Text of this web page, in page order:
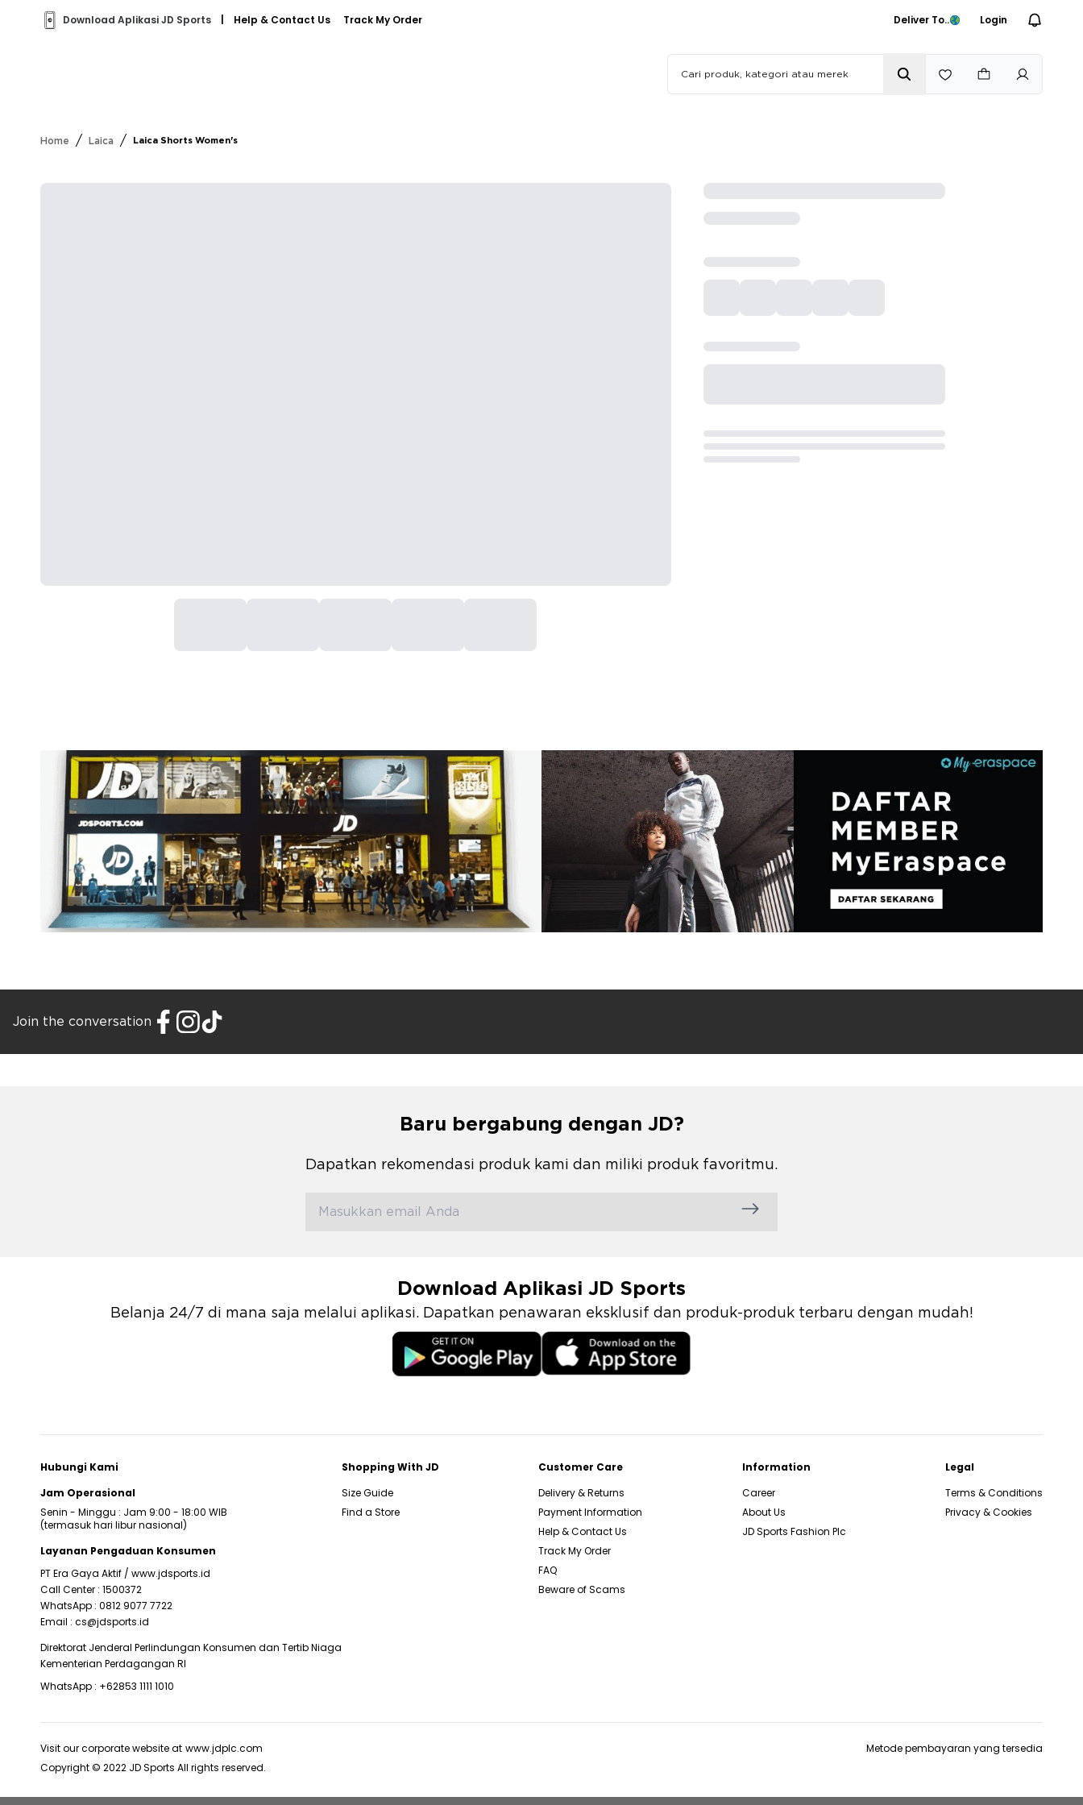
Download Aplikasi JD Sports Help & Contact Us Track My Order Deliver To.. Login
Home / Laica / Laica Shorts Women's
Join the conversation
Baru bergabung dengan JD?
Dapatkan rekomendasi produk kami dan miliki produk favoritmu.
Download Aplikasi JD Sports
Belanja 24/7 di mana saja melalui aplikasi. Dapatkan penawaran eksklusif dan produk-produk terbaru dengan mudah!
Hubungi Kami
Jam Operasional
Senin - Minggu : Jam 9:00 - 18:00 WIB
(termasuk hari libur nasional)
Layanan Pengaduan Konsumen
PT Era Gaya Aktif / www.jdsports.id
Call Center : 1500372
WhatsApp : 0812 9077 7722
Email : cs@jdsports.id
Direktorat Jenderal Perlindungan Konsumen dan Tertib Niaga
Kementerian Perdagangan RI
WhatsApp : +62853 1111 1010
Shopping With JD
Size Guide
Find a Store
Customer Care
Delivery & Returns
Payment Information
Help & Contact Us
Track My Order
FAQ
Beware of Scams
Information
Career
About Us
JD Sports Fashion Plc
Legal
Terms & Conditions
Privacy & Cookies
Visit our corporate website at www.jdplc.com
Copyright © 2022 JD Sports All rights reserved.
Metode pembayaran yang tersedia